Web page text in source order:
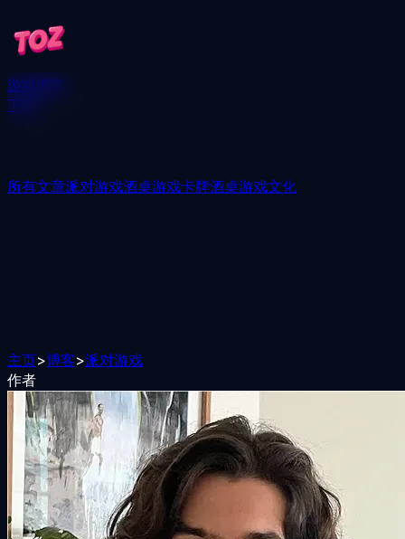
游戏博客
下载
所有文章派对游戏酒桌游戏卡牌酒桌游戏文化
主页>博客>派对游戏
作者